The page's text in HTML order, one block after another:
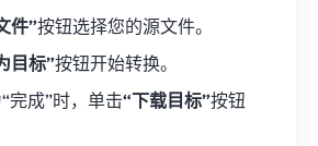
件”按钮选择您的源文件。
目标”按钮开始转换。
完成”时，单击“下载目标”按钮